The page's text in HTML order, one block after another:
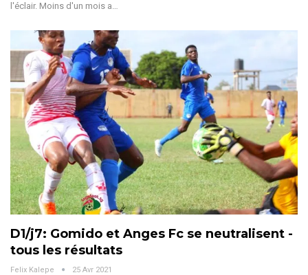
l'éclair. Moins d'un mois a…
D1/j7: Gomido et Anges Fc se neutralisent -
tous les résultats
Felix Kalepe 25 Avr 2021